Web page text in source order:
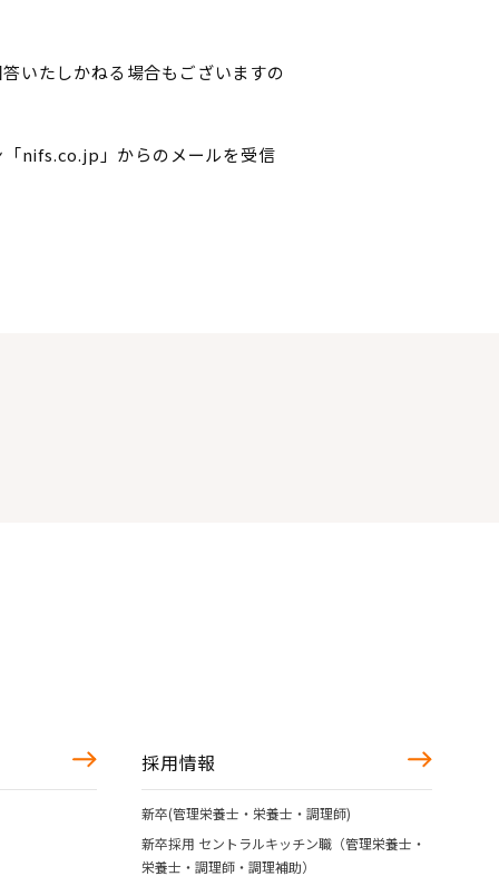
いたしかねる場合もございますの
nifs.co.jp」からのメールを受信
採用情報
新卒(管理栄養士・栄養士・調理師)
新卒採用 セントラルキッチン職（管理栄養士・
栄養士・調理師・調理補助）